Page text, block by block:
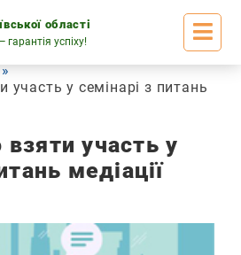
області
успіху!
у семінарі з питань
участь у
медіації